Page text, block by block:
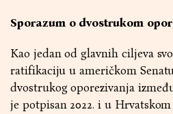
Sporazum o dvostrukom
Kao jedan od glavnih ciljeva
ratifikaciju u američkom
dvostrukog oporezivanja
je potpisan 2022. i u